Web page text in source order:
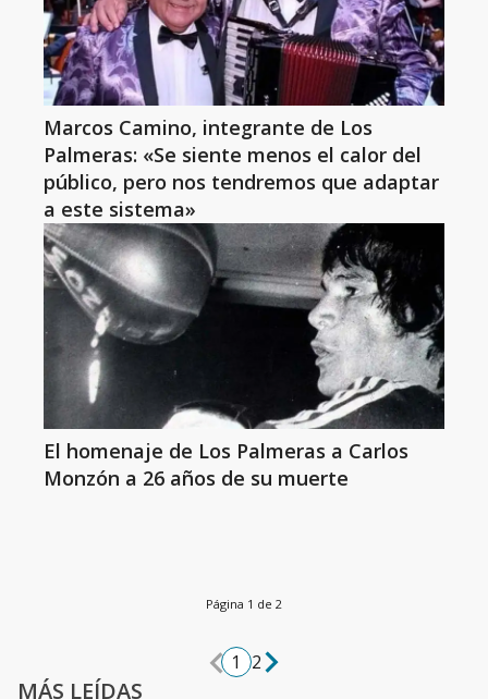
Marcos Camino, integrante de Los
Palmeras: «Se siente menos el calor del
público, pero nos tendremos que adaptar
a este sistema»
El homenaje de Los Palmeras a Carlos
Monzón a 26 años de su muerte
Página 1 de 2
1 2
MÁS LEÍDAS